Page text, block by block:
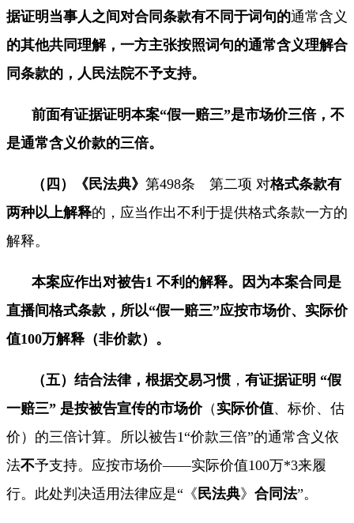
据证明当事人之间对合同条款有不同于词句的通常含义
的其他共同理解，一方主张按照词句的通常含义理解合
同条款的，人民法院不予支持。
前面有证据证明本案“假一赔三”是市场价三倍，不
是通常含义价款的三倍。
（四） 《民法典》 第498条 第二项 对格式条款有
两种以上解释的，应当作出不利于提供格式条款一方的
解释。
本案应作出对被告1 不利的解释。因为本案合同是
直播间格式条款，所以“假一赔三”应按市场价、实际价
值100万解释（非价款）。
（五） 结合法律，根据交易习惯， 有证据证明 “假
一赔三” 是按被告宣传的市场价（ 实际价值、标价、估
价）的三倍计算。所以被告1“价款三倍”的通常含义依
法不予支持。应按市场价——实际价值100万*3来履
行。此处判决适用法律应是“《 民法典》 合同法”。